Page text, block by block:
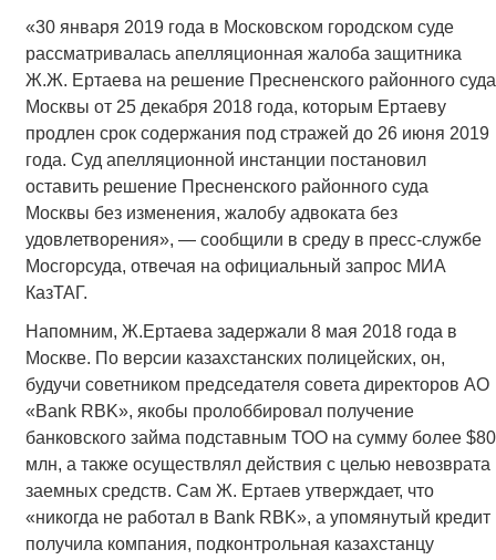
«30 января 2019 года в Московском городском суде
рассматривалась апелляционная жалоба защитника
Ж.Ж. Ертаева на решение Пресненского районного суда
Москвы от 25 декабря 2018 года, которым Ертаеву
продлен срок содержания под стражей до 26 июня 2019
года. Суд апелляционной инстанции постановил
оставить решение Пресненского районного суда
Москвы без изменения, жалобу адвоката без
удовлетворения», — сообщили в среду в пресс-службе
Мосгорсуда, отвечая на официальный запрос МИА
КазТАГ.
Напомним, Ж.Ертаева задержали 8 мая 2018 года в
Москве. По версии казахстанских полицейских, он,
будучи советником председателя совета директоров АО
«Bank RBK», якобы пролоббировал получение
банковского займа подставным ТОО на сумму более $80
млн, а также осуществлял действия с целью невозврата
заемных средств. Сам Ж. Ертаев утверждает, что
«никогда не работал в Bank RBK», а упомянутый кредит
получила компания, подконтрольная казахстанцу